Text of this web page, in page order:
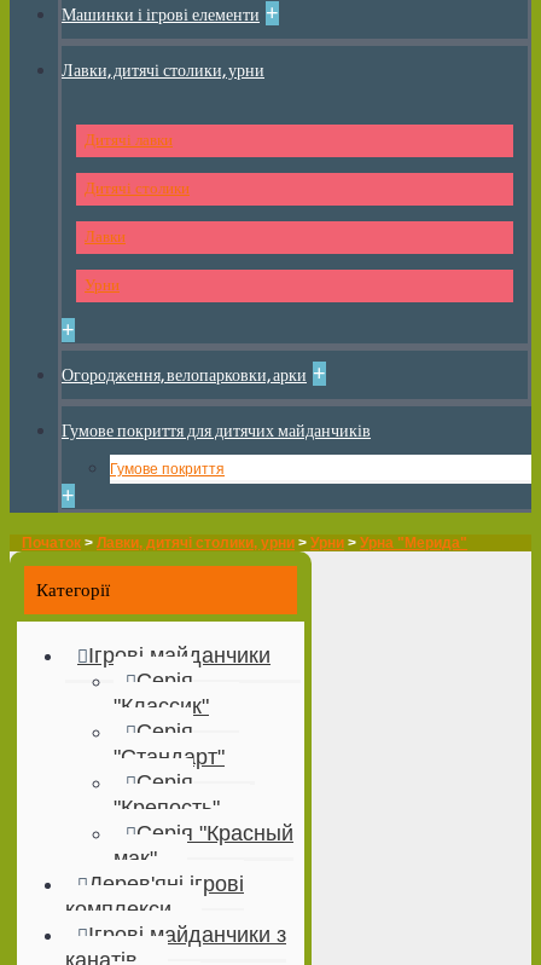
Машинки і ігрові елементи +
Лавки, дитячі столики, урни
Дитячі лавки
Дитячі столики
Лавки
Урни
+
Огородження, велопарковки, арки +
Гумове покриття для дитячих майданчиків
Гумове покриття
+
Початок > Лавки, дитячі столики, урни > Урни > Урна "Мерида"
Категорії
Ігрові майданчики
Серія
"Классик"
Серія
"Стандарт"
Серія
"Крепость"
Серія "Красный
мак"
Дерев'яні ігрові
комплекси
Ігрові майданчики з
канатів